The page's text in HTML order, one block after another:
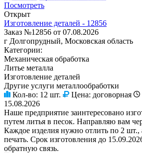
Посмотреть
Открыт
Изготовление деталей - 12856
Заказ №12856 от 07.08.2026
г Долгопрудный, Московская область
Категории:
Механическая обработка
Литье металла
Изготовление деталей
Другие услуги металлообработки
Кол-во: 12 шт. Цена: договорная
15.08.2026
Наше предприятие заинтересовано
путем литья в песок. Направляю вам
Каждое изделия нужно отлить по 2 шт.,
печать. Срок изготовления до
обратную связь.